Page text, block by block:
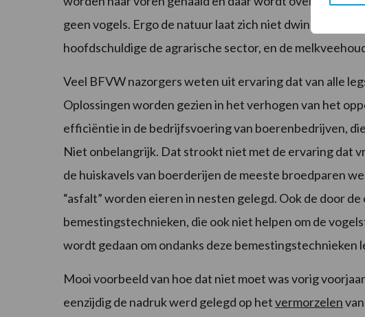
geen vogels. Ergo de natuur laat zich niet dwingen. En
hoofdschuldige de agrarische sector, en de
Veel BFVW nazorgers weten uit ervaring dat van alle
Oplossingen worden gezien in het verhogen van het
efficiëntie in de bedrijfsvoering van boerenbedrijven,
Niet onbelangrijk. Dat strookt niet met de ervaring dat
de huiskavels van boerderijen de meeste broedparen
“asfalt” worden eieren in nesten gelegd. Ook de door
bemestingstechnieken, die ook niet helpen om de
wordt gedaan om ondanks deze bemestingstechnieken
Mooi voorbeeld van hoe dat niet moet was vorig
eenzijdig de nadruk werd gelegd op hetvermorzelen